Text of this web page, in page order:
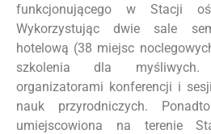
funkcjonującego w Stacji
Wykorzystując dwie sale
hotelową (38 miejsc
szkolenia dla myśliwych.
organizatorami konferencji i
nauk przyrodniczych.
umiejscowiona na terenie